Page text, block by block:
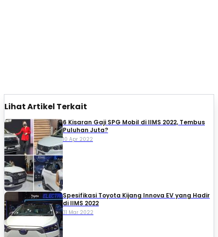
Lihat Artikel Terkait
6 Kisaran Gaji SPG Mobil di IIMS 2022, Tembus
Puluhan Juta?
10 Apr 2022
Spesifikasi Toyota Kijang Innova EV yang Hadir
di IIMS 2022
31 Mar 2022